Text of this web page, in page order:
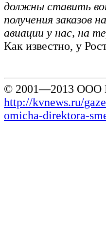
должны ставить
получения заказов
авиации у нас, на
Как известно, у
© 2001—2013
http://kvnews.ru/
omicha-direktora-